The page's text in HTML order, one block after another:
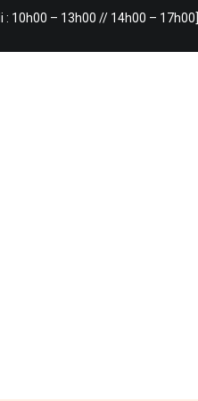
: 10h00 – 13h00 // 14h00 – 17h00]